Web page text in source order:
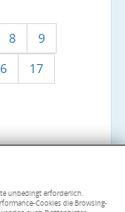
8
9
17
unbedingt erforderlich.
Cookies die Browsing-